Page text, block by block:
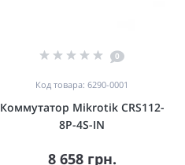
0
Код товара: 6290-0001
Коммутатор Mikrotik CRS112-
8P-4S-IN
8 658 грн.